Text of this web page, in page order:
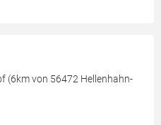
(6km von 56472 Hellenhahn-